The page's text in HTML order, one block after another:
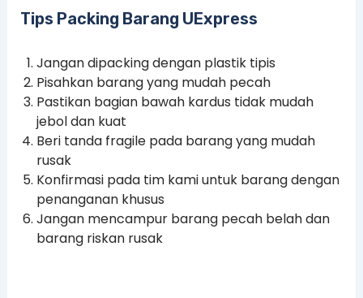
Tips Packing Barang UExpress
Jangan dipacking dengan plastik tipis
Pisahkan barang yang mudah pecah
Pastikan bagian bawah kardus tidak mudah
jebol dan kuat
Beri tanda fragile pada barang yang mudah
rusak
Konfirmasi pada tim kami untuk barang dengan
penanganan khusus
Jangan mencampur barang pecah belah dan
barang riskan rusak